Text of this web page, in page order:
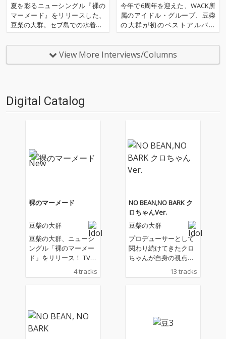
バーが語る、WACKへの想い
夏を彩るニューシングル『裸の
マーメード』をリリースした、
豆柴の大群。セブ島での水着MV
撮影や、TVアニメ『ぐらんぶ
る』とのタイアップ、アイカが
手がけたカップリング曲の制作
秘話など、新作にまつわるエピ
日のダウンタウン」発のアイド
ルが歩んだ、激動の6年間
今年で6周年を迎えた、WACK所
属のアイドル・グループ、豆柴
の大群が初のベストアルバム
『NO BEAN, NO BARK』をリリ
ースした。今作は新曲ビッケブ
ランカが制作を担当した新曲“ぱ
わうぇいっ！”に加え、松隈ケン
View More Interviews/Columns
Digital Catalog
裸のマーメード
豆柴の大群
豆柴の大群、ニューシ
ングル「裸のマーメー
ド」をリリース！ TVア
ニメ『ぐらんぶる』Se
ason 3エンディング主
「夏中夢カレンダー」
を収録。
4 tracks
NO BEAN,NO BARK ク
ロちゃんVer.
豆柴の大群
プロデューサーとして
関わり続けてきたクロ
ちゃんが自身の視点で
選曲するベストアルバ
ム！
13 tracks